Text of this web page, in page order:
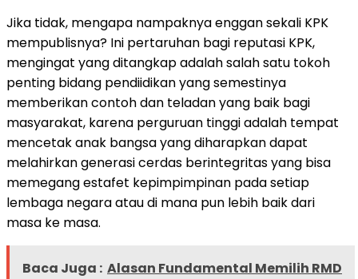
Jika tidak, mengapa nampaknya enggan sekali KPK
mempublisnya? Ini pertaruhan bagi reputasi KPK,
mengingat yang ditangkap adalah salah satu tokoh
penting bidang pendiidikan yang semestinya
memberikan contoh dan teladan yang baik bagi
masyarakat, karena perguruan tinggi adalah tempat
mencetak anak bangsa yang diharapkan dapat
melahirkan generasi cerdas berintegritas yang bisa
memegang estafet kepimpimpinan pada setiap
lembaga negara atau di mana pun lebih baik dari
masa ke masa.
Baca Juga : Alasan Fundamental Memilih RMD